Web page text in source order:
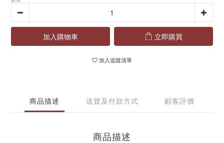
加入購物車 立即購買
加入追蹤清單
商品描述 送貨及付款方式 顧客評價
商品描述